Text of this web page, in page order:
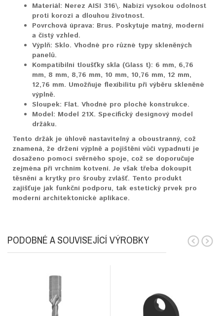
Materiál: Nerez AISI 316\. Nabízí vysokou odolnost
proti korozi a dlouhou životnost.
Povrchová úprava: Brus. Poskytuje matný, moderní
a čistý vzhled.
Výplň: Sklo. Vhodné pro různé typy skleněných
panelů.
Kompatibilní tloušťky skla (Glass t): 6 mm, 6,76
mm, 8 mm, 8,76 mm, 10 mm, 10,76 mm, 12 mm,
12,76 mm. Umožňuje flexibilitu při výběru skleněné
výplně.
Sloupek: Flat. Vhodné pro ploché konstrukce.
Model: Model 21X. Specifický designový model
držáku.
Tento držák je úhlově nastavitelný a oboustranný, což
znamená, že držení výplně a pojištění vůči vypadnutí je
dosaženo pomocí svěrného spoje, což se doporučuje
zejména při vrchním kotvení. Je však třeba dokoupit
těsnění a krytky pro šrouby zvlášť. Tento produkt
zajišťuje jak funkční podporu, tak estetický prvek pro
moderní architektonické aplikace.
PODOBNÉ A SOUVISEJÍCÍ VÝROBKY